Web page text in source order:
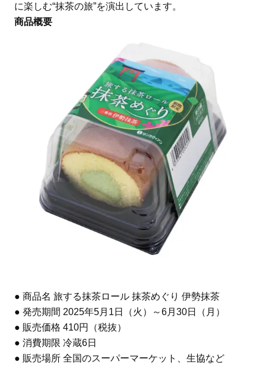
に楽しむ“抹茶の旅”を演出しています。
商品概要
● 商品名 旅する抹茶ロール 抹茶めぐり 伊勢抹茶
● 発売期間 2025年5月1日（火）～6月30日（月）
● 販売価格 410円（税抜）
● 消費期限 冷蔵6日
● 販売場所 全国のスーパーマーケット、生協など